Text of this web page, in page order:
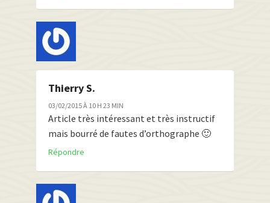
Thierry S.
03/02/2015 À 10 H 23 MIN
Article très intéressant et très instructif
mais bourré de fautes d’orthographe 🙂
Répondre